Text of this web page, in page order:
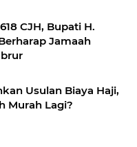
CJH, Bupati H.
Jamaah
Usulan Biaya Haji,
Murah Lagi?